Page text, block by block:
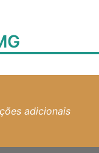
adicionais